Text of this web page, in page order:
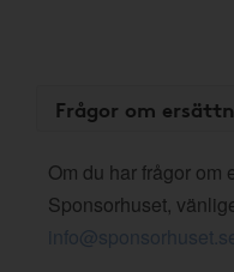
Frågor om
Om du har frågor om
Sponsorhuset,